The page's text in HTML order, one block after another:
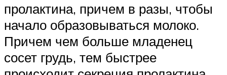
пролактина, причем в разы, чтобы
начало образовываться молоко.
Причем чем больше младенец
сосет грудь, тем быстрее